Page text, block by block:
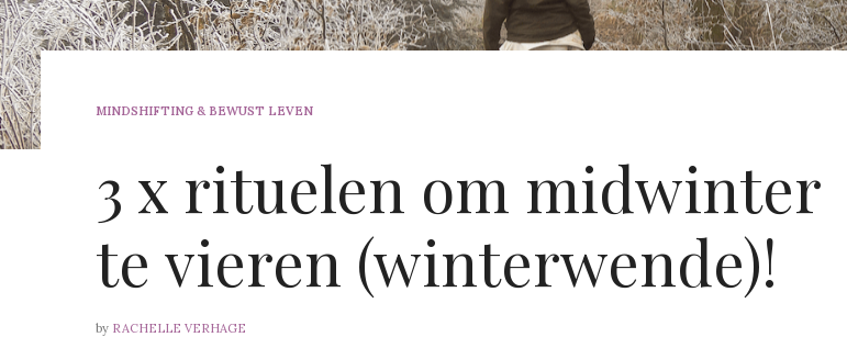
MINDSHIFTING & BEWUST LEVEN
3 x rituelen om midwinter
te vieren (winterwende)!
by RACHELLE VERHAGE